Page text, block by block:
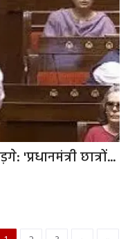
छात्रों...